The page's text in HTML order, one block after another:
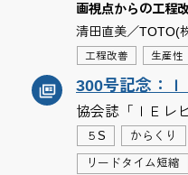
画視点からの工程
清田直美／TOTO(
工程改善 生産性
300号記念：
協会誌「ＩＥレ
５S からくり
リードタイム短縮